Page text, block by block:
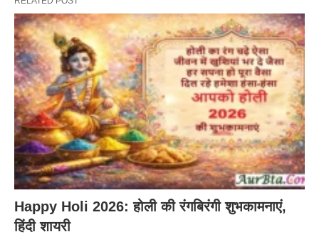
Happy Holi 2026: होली की रंगबिरंगी शुभकामनाएं,
हिंदी शायरी